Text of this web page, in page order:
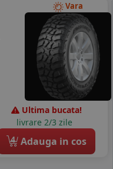
Vara
Ultima bucata!
livrare 2/3 zile
4 Adauga in cos